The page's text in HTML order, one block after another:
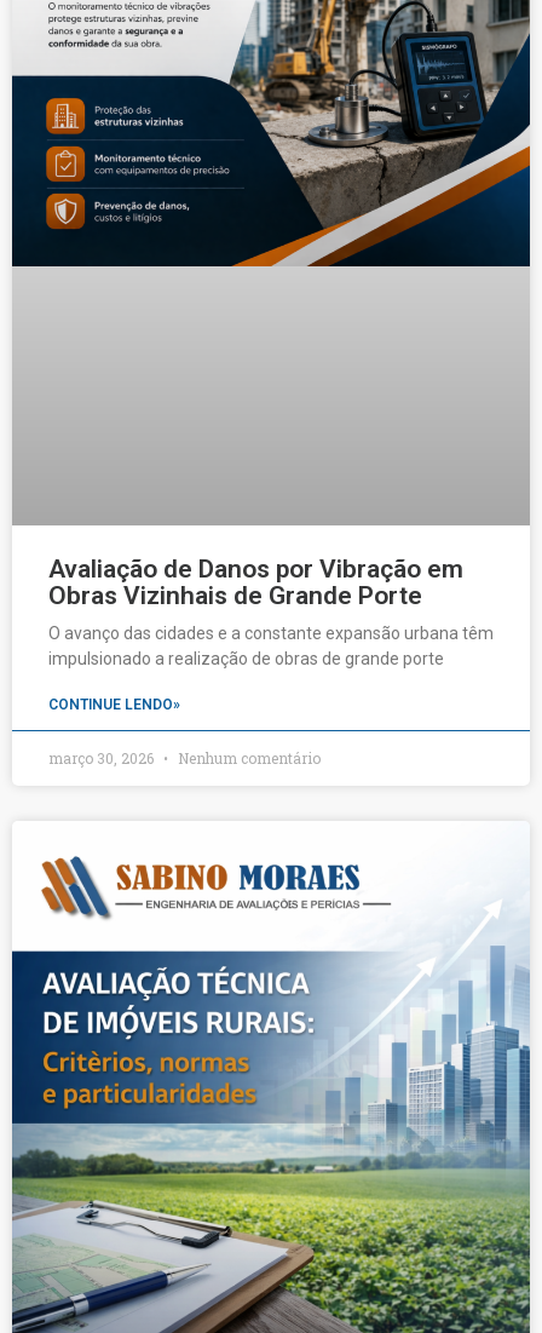
Avaliação de Danos por Vibração em
Obras Vizinhais de Grande Porte
O avanço das cidades e a constante expansão urbana têm
impulsionado a realização de obras de grande porte
CONTINUE LENDO»
março 30, 2026 Nenhum comentário